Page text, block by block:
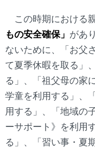
この時期における
もの安全確保」 があ
ないために、「お父
て夏季休暇を取る」
る」、「祖父母の家
学童を利用する」、
用する」、「地域の
ーサポート》を利用
る」、「習い事・夏